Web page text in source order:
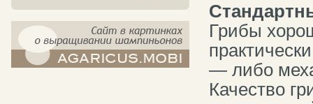
Грибы
— либо
Качество